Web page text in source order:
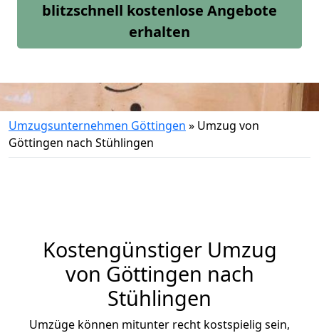
blitzschnell kostenlose Angebote
erhalten
Umzugsunternehmen Göttingen » Umzug von
Göttingen nach Stühlingen
Kostengünstiger Umzug
von Göttingen nach
Stühlingen
Umzüge können mitunter recht kostspielig sein,